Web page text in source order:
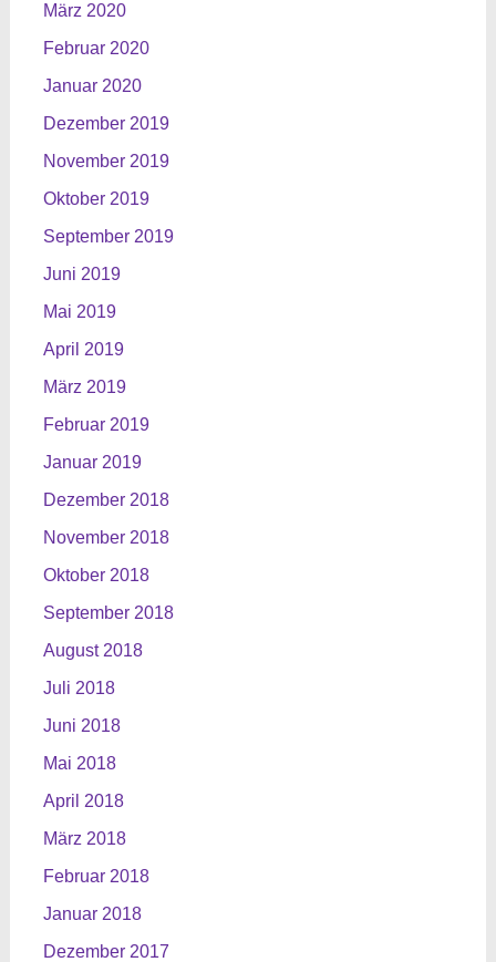
März 2020
Februar 2020
Januar 2020
Dezember 2019
November 2019
Oktober 2019
September 2019
Juni 2019
Mai 2019
April 2019
März 2019
Februar 2019
Januar 2019
Dezember 2018
November 2018
Oktober 2018
September 2018
August 2018
Juli 2018
Juni 2018
Mai 2018
April 2018
März 2018
Februar 2018
Januar 2018
Dezember 2017